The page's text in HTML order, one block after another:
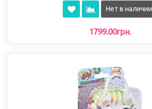
Нет в наличии
1799.00грн.